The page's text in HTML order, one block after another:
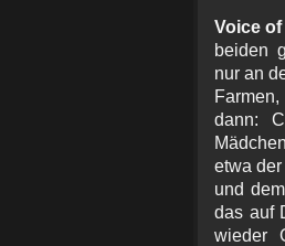
Voice
beiden
nur an
dann:
etwa
und
das auf
wieder